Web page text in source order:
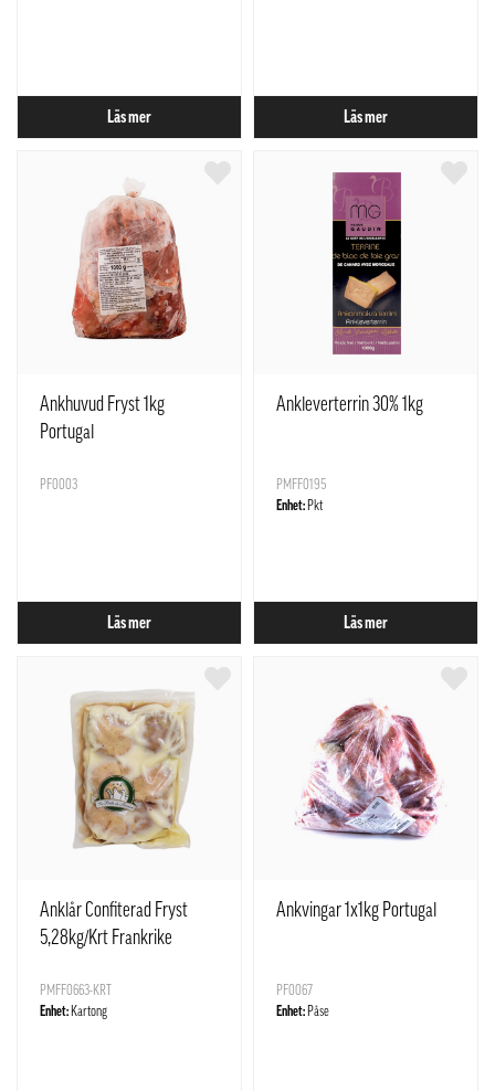
Läs mer Läs mer
Ankhuvud Fryst 1kg
Portugal
PF0003
Läs mer
Ankleverterrin 30% 1kg
PMFF0195
Enhet: Pkt
Läs mer
Anklår Confiterad Fryst
5,28kg/Krt Frankrike
PMFF0663-KRT
Enhet: Kartong
Ankvingar 1x1kg Portugal
PF0067
Enhet: Påse